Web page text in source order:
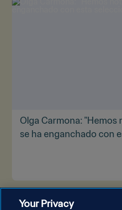
Olga Carmona:
se ha enganchado con
Your Privacy